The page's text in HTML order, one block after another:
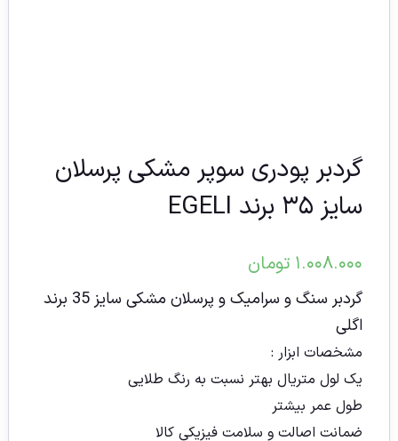
گردبر پودری سوپر مشکی پرسلان
سایز ۳۵ برند EGELI
۱.۰۰۸.۰۰۰ تومان
گردبر سنگ و سرامیک و پرسلان مشکی سایز 35 برند
اگلی
مشخصات ابزار :
یک لول متریال بهتر نسبت به رنگ طلایی
طول عمر بیشتر
ضمانت اصالت و سلامت فیزیکی کالا